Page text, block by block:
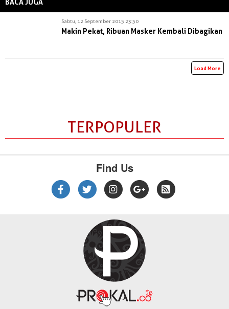
BACA JUGA
Sabtu, 12 September 2015 23:50
Makin Pekat, Ribuan Masker Kembali Dibagikan
Load More
TERPOPULER
Find Us